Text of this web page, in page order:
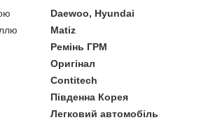
Daewoo, Hyundai
Matiz
Ремінь ГРМ
Оригінал
Contitech
Південна Корея
Легковий автомобіль